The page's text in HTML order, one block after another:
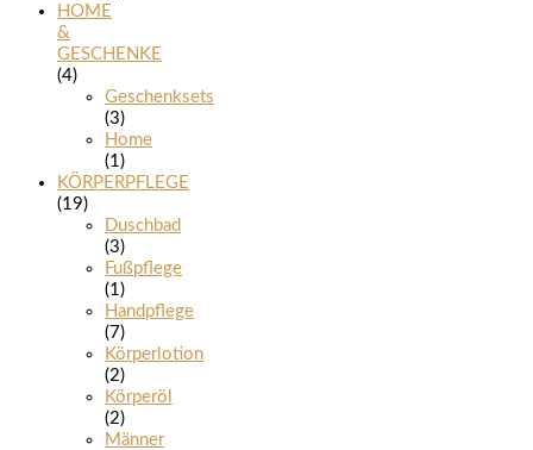
HOME
&
GESCHENKE
(4)
Geschenksets
(3)
Home
(1)
KÖRPERPFLEGE
(19)
Duschbad
(3)
Fußpflege
(1)
Handpflege
(7)
Körperlotion
(2)
Körperöl
(2)
Männer